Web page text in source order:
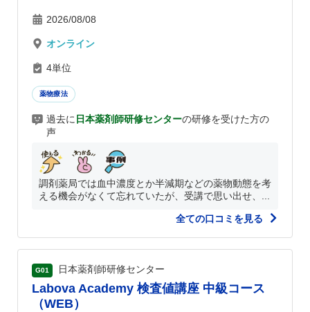
2026/08/08
オンライン
4単位
薬物療法
過去に 日本薬剤師研修センターの研修を受けた方の
声
調剤薬局では血中濃度とか半減期などの薬物動態を考
える機会がなくて忘れていたが、受講で思い出せ、...
全ての口コミを見る
G01 日本薬剤師研修センター
Labova Academy 検査値講座 中級コース
（WEB）